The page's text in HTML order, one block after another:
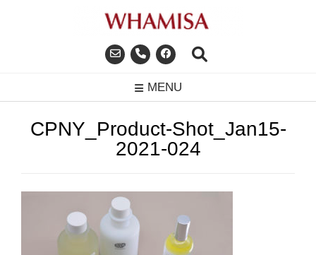
MENU
CPNY_Product-Shot_Jan15-
2021-024